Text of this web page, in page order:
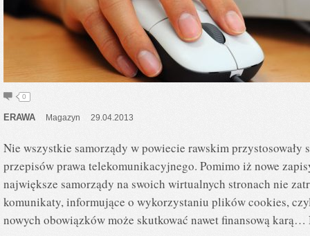
0
ERAWA Magazyn 29.04.2013
Nie wszystkie samorządy w powiecie rawskim przystosowały
przepisów prawa telekomunikacyjnego. Pomimo iż nowe
największe samorządy na swoich wirtualnych stronach nie
komunikaty, informujące o wykorzystaniu plików cookies,
nowych obowiązków może skutkować nawet finansową